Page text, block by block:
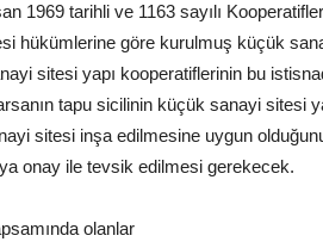
1969 tarihli ve 1163 sayılı
hükümlerine göre kurulmuş küçük
sitesi yapı kooperatiflerinin bu
tapu sicilinin küçük sanayi sitesi
sitesi inşa edilmesine uygun
onay ile tevsik edilmesi gerekecek.
olanlar